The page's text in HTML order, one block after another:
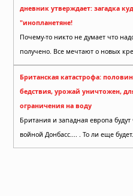
дневник утверждает: загадка
"инопланетяне!
Почему-то никто не думает что
Британская катастрофа:
бедствия, урожай уничтожен,
ограничения на воду
Британия и западная европа
войной Донбасс.... . То ли еще